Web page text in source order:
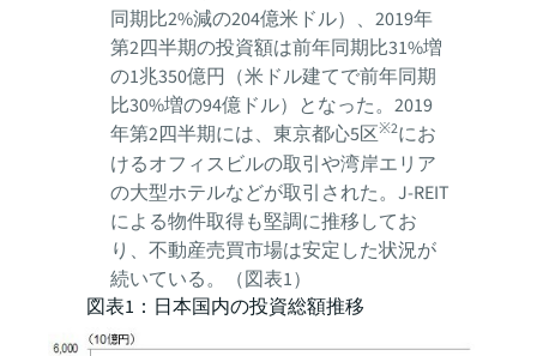
同期比2%減の204億米ドル）、2019年
第2四半期の投資額は前年同期比31%増
の1兆350億円（米ドル建てで前年同期
比30%増の94億ドル）となった。2019
年第2四半期には、東京都心5区※2にお
けるオフィスビルの取引や湾岸エリア
の大型ホテルなどが取引された。J-REIT
による物件取得も堅調に推移してお
り、不動産売買市場は安定した状況が
続いている。（図表1）
図表1：日本国内の投資総額推移